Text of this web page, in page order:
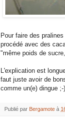
Pour faire des
procédé avec des
"même poids de
L'explication est
faut juste avoir de
comme un(e) dingue ;-)
Publié par Bergamote à